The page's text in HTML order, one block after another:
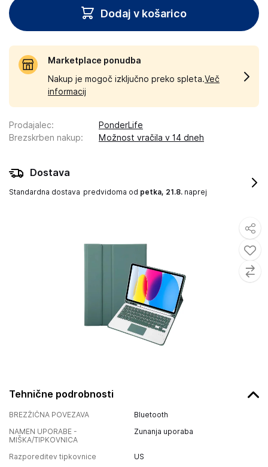
Tehnične podrobnosti
BREZŽIČNA POVEZAVA
Bluetooth
NAMEN UPORABE -
MIŠKA/TIPKOVNICA
Zunanja uporaba
Razporeditev tipkovnice US
Dodaj v košarico
Marketplace ponudba
Nakup je mogoč izključno preko spleta.Več
informacij
Prodajalec:
PonderLife
Brezskrben nakup: Možnost vračila v 14 dneh
Dostava
Standardna dostava predvidoma od petka, 21.8. naprej